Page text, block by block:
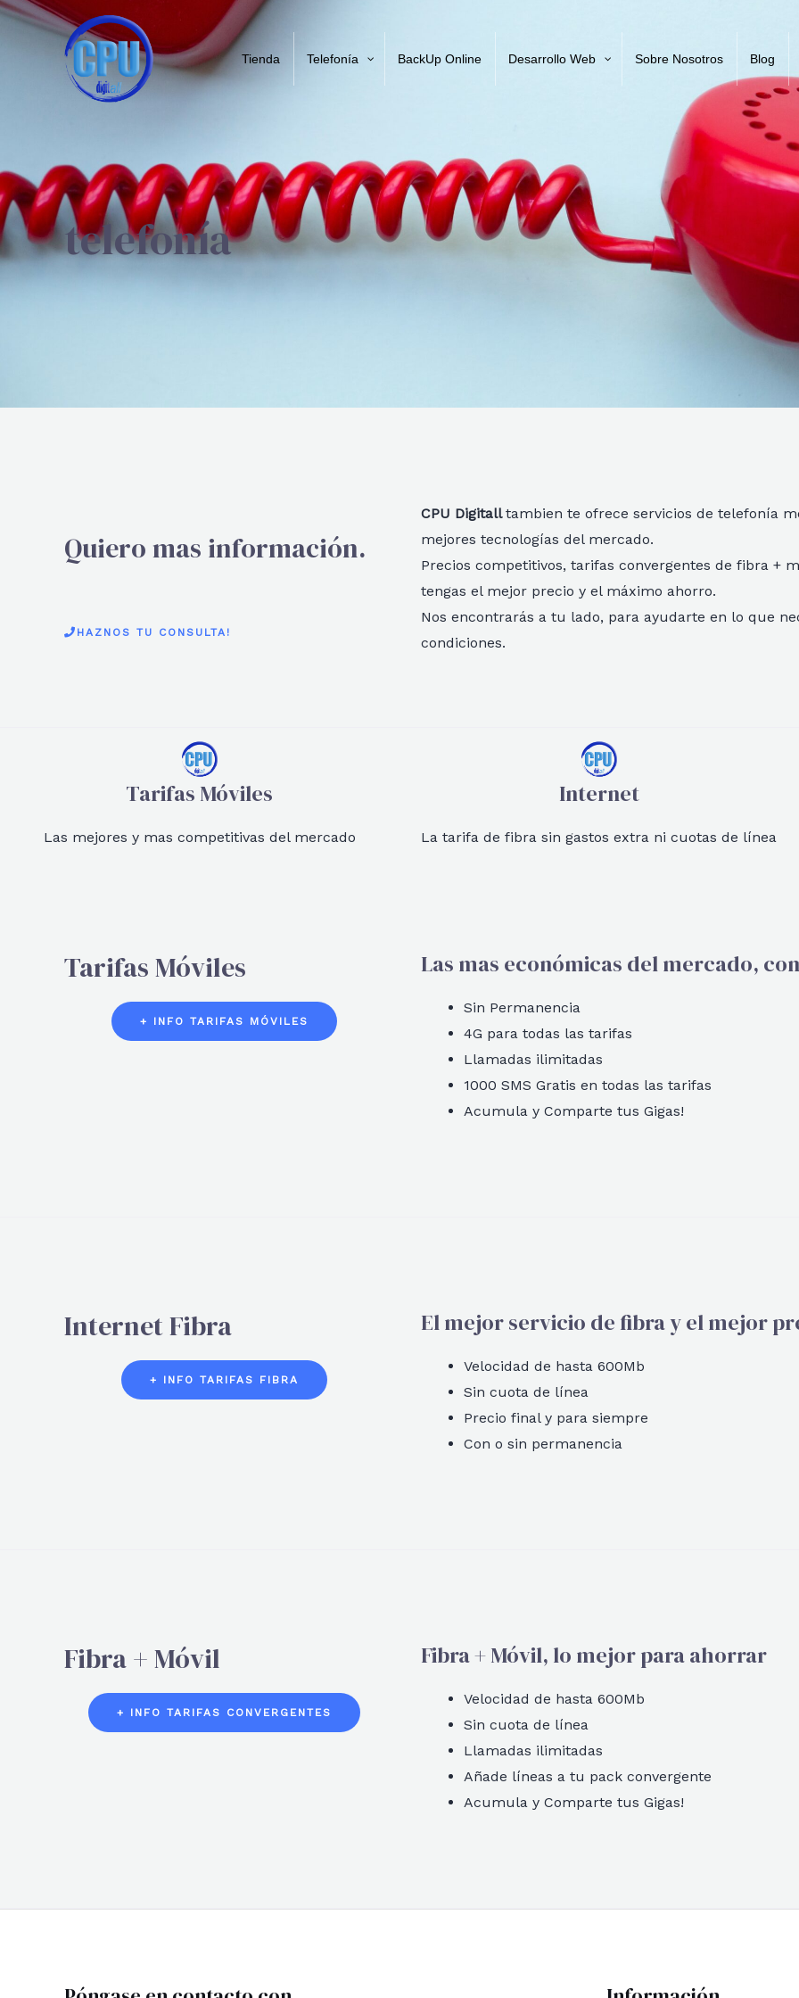
Tienda Telefonía BackUp Online Desarrollo Web Sobre Nosotros Blog
telefonía
Quiero mas información.
HAZNOS TU CONSULTA!
CPU Digitalltambien te ofrece servicios de telefonía
mejores tecnologías del mercado.
Precios competitivos, tarifas convergentes de fibra +
tengas el mejor precio y el máximo ahorro.
Nos encontrarás a tu lado, para ayudarte en lo que
condiciones.
Tarifas Móviles
Las mejores y mas competitivas del mercado
Internet
La tarifa de fibra sin gastos extra ni cuotas de línea
Tarifas Móviles
+ INFO TARIFAS MÓVILES
Las mas económicas del mercado,
Sin Permanencia
4G para todas las tarifas
Llamadas ilimitadas
1000 SMS Gratis en todas las tarifas
Acumula y Comparte tus Gigas!
Internet Fibra
+ INFO TARIFAS FIBRA
El mejor servicio de fibra y el mejor
Velocidad de hasta 600Mb
Sin cuota de línea
Precio final y para siempre
Con o sin permanencia
Fibra + Móvil
+ INFO TARIFAS CONVERGENTES
Fibra + Móvil, lo mejor para ahorrar
Velocidad de hasta 600Mb
Sin cuota de línea
Llamadas ilimitadas
Añade líneas a tu pack convergente
Acumula y Comparte tus Gigas!